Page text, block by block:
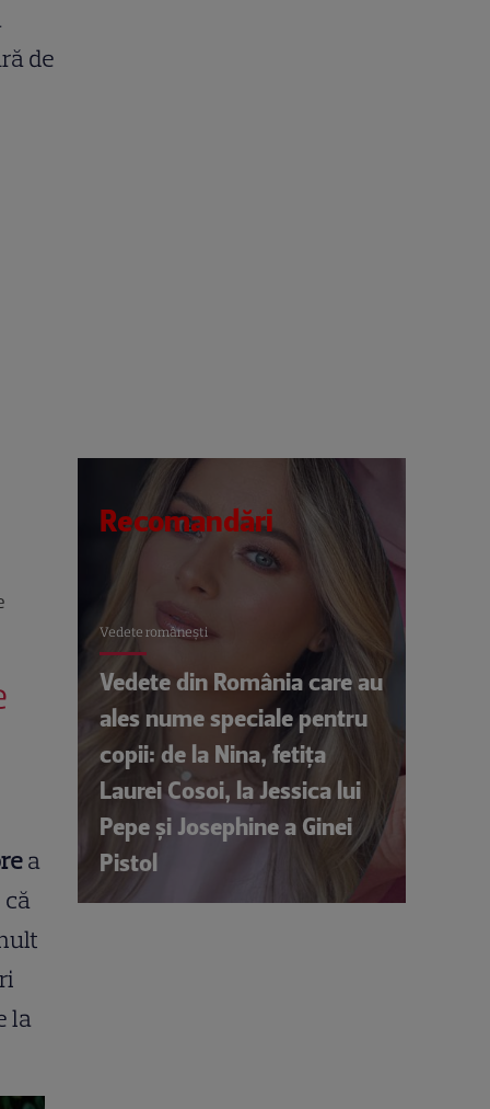
de
a
la
Recomandări
Vedete româneşti
Vedete din România care au
ales nume speciale pentru
copii: de la Nina, fetița
Laurei Cosoi, la Jessica lui
Pepe și Josephine a Ginei
Pistol